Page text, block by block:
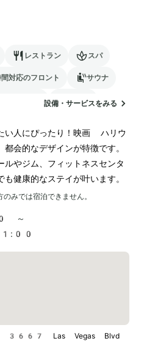
レストラン スパ
対応のフロント サウナ
カジノ
設備・サービスをみる
い人にぴったり！映画 ハリウ
会的なデザインが特徴です。
やジム、フィットネスセンタ
健康的なステイが叶います。
のみでは宿泊できません。
～
3667 Las Vegas Blvd